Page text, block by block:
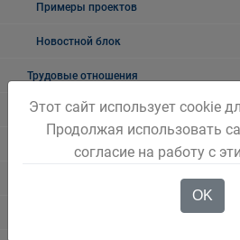
Примеры проектов
Новостной блок
Трудовые отношения
Неформальная занятость
О неформальной занятости: ролики,
Мероприятия по снижению уровня
Возможности социального контракта
Этот сайт использует cookie
Продолжая использовать
согласие на работу с
OK